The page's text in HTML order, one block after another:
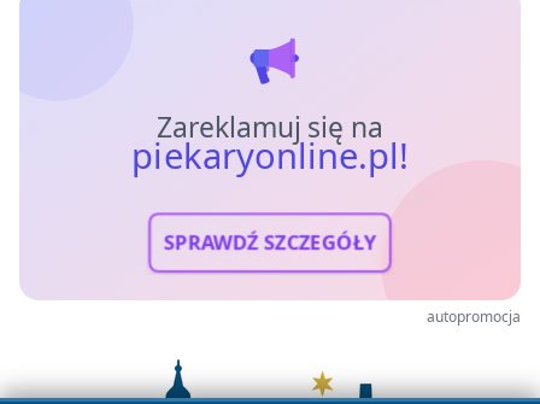
Zareklamuj się na
piekaryonline.pl!
SPRAWDŹ SZCZEGÓŁY
autopromocja